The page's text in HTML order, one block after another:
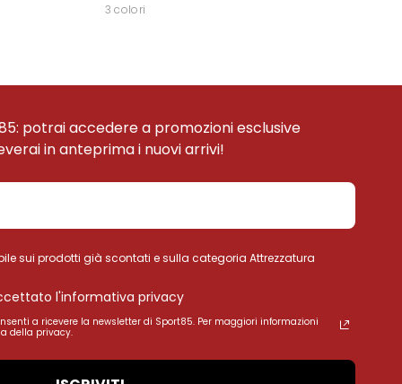
3 colori
potrai accedere a promozioni esclusive
in anteprima i nuovi arrivi!
sui prodotti già scontati e sulla categoria Attrezzatura
l'informativa privacy
a ricevere la newsletter di Sport85. Per maggiori informazioni
della privacy.